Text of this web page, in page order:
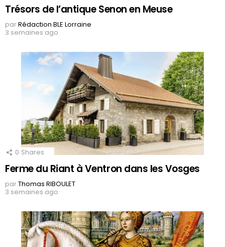
Trésors de l’antique Senon en Meuse
parRédaction BLE Lorraine
3 semaines ago
0 Shares
Ferme du Riant à Ventron dans les Vosges
parThomas RIBOULET
3 semaines ago